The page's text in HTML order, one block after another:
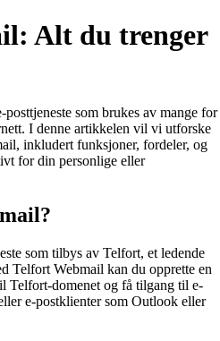
Alt du trenger
som brukes av mange for
I denne artikkelen vil vi utforske
inkludert funksjoner, fordeler, og
for din personlige eller
som tilbys av Telfort, et ledende
Telfort Webmail kan du opprette en
Telfort-domenet og få tilgang til e-
e-postklienter som Outlook eller